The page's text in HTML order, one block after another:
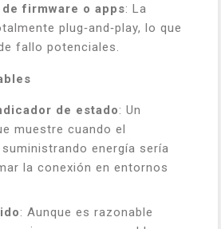
firmware o apps: La
plug‑and‑play, lo que
fallo potenciales.
de estado: Un
muestre cuando el
energía sería
la conexión en entornos
: Aunque es razonable